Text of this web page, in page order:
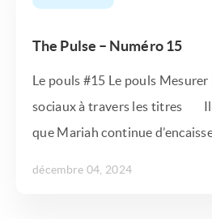
The Pulse – Numéro 15
Le pouls #15 Le pouls Mesurer
sociaux à travers les titres Il
que Mariah continue
décembre 04, 2024